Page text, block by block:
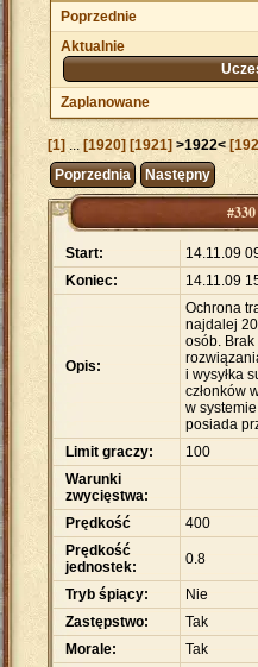
Poprzednie
Aktualnie
Zaplanowane
[1]... [1920] [1921] >1922<
Poprzednia
Następny
Start:
14.11.09
Koniec:
14.11.09
Opis:
Ochrona
najdalej
osób.
i wysyłka
członków
w
posiada
Limit graczy:
100
Warunki
zwycięstwa:
Prędkość
400
Prędkość
jednostek:
0.8
Tryb śpiący:
Nie
Zastępstwo:
Tak
Morale:
Tak